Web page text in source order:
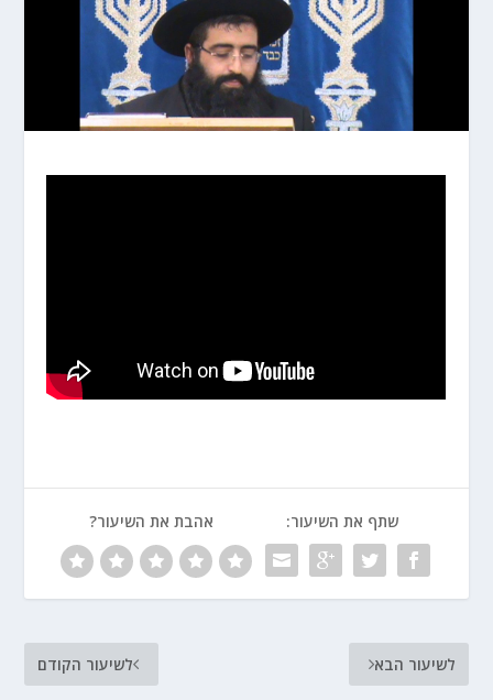
שתף את השיעור: אהבת את השיעור?
לשיעור הקודם לשיעור הבא